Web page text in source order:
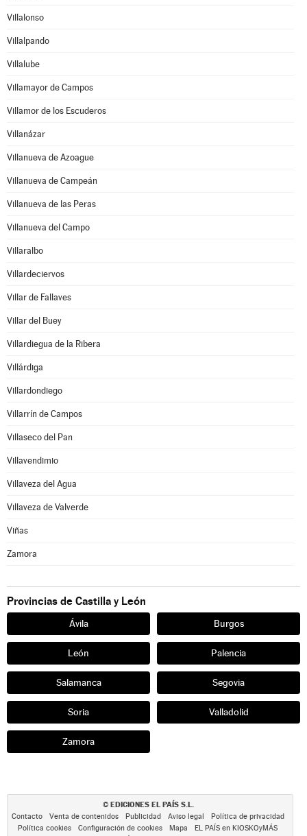
Villalonso
Villalpando
Villalube
Villamayor de Campos
Villamor de los Escuderos
Villanázar
Villanueva de Azoague
Villanueva de Campeán
Villanueva de las Peras
Villanueva del Campo
Villaralbo
Villardeciervos
Villar de Fallaves
Villar del Buey
Villardiegua de la Ribera
Villárdiga
Villardondiego
Villarrín de Campos
Villaseco del Pan
Villavendimio
Villaveza del Agua
Villaveza de Valverde
Viñas
Zamora
Provincias de Castilla y León
Ávila Burgos
León Palencia
Salamanca Segovia
Soria Valladolid
Zamora
© EDICIONES EL PAÍS S.L.
Contacto Venta de contenidos Publicidad Aviso legal
Política de privacidad
Política cookies
Configuración de cookies Mapa
EL PAÍS en KIOSKOyMÁS